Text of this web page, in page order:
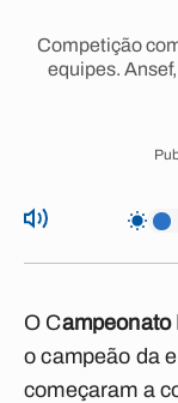
Competição
equipes.
O Campeonato
o campeão da
começaram a